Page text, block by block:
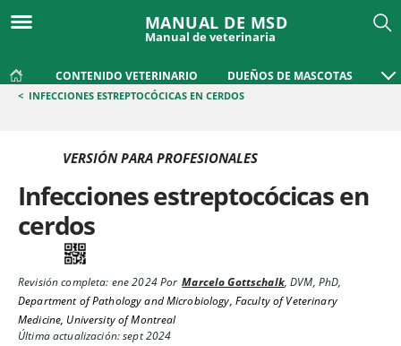
MANUAL DE MSD
Manual de veterinaria
CONTENIDO VETERINARIO DUEÑOS DE MASCOTAS
< INFECCIONES ESTREPTOCÓCICAS EN CERDOS
VERSIÓN PARA PROFESIONALES
Infecciones estreptocócicas en
cerdos
Revisión completa: ene 2024Por Marcelo Gottschalk,DVM, PhD,
Department of Pathology and Microbiology, Faculty of Veterinary
Medicine, University of Montreal
Última actualización: sept 2024